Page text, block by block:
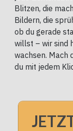
Blitzen, die
Bildern, die
ob du gerade
willst – wir sind
wachsen. Mach
du mit jedem